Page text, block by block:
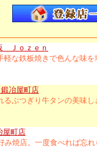
Ｊｏｚｅｎ
な鉄板焼きで色んな味を
冶屋町店
ぶつぎり牛タンの美味し
町店
み焼店。一度食べれば忘れ